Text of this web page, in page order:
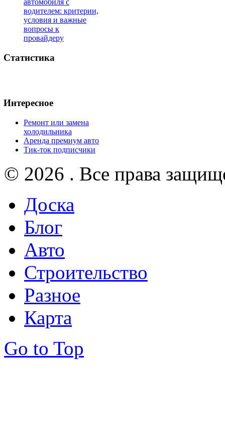
автомобиля с
водителем: критерии,
условия и важные
вопросы к
провайдеру
Статистика
Интересное
Ремонт или замена
холодильника
Аренда премиум авто
Тик-ток подписчики
© 2026 . Все права
Доска
Блог
Авто
Строительство
Разное
Карта
Go to Top